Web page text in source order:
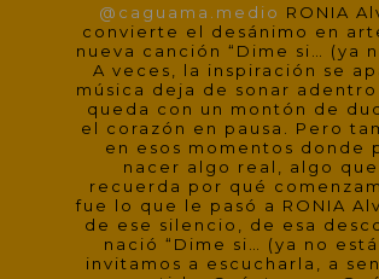
@caguama.medio RONIA
convierte el desánimo en
nueva canción “Dime si… (ya
A veces, la inspiración se
música deja de sonar adentro
queda con un montón de
el corazón en pausa. Pero
en esos momentos donde
nacer algo real, algo que
recuerda por qué
fue lo que le pasó a RONIA
de ese silencio, de esa
nació “Dime si… (ya no
invitamos a escucharla, a